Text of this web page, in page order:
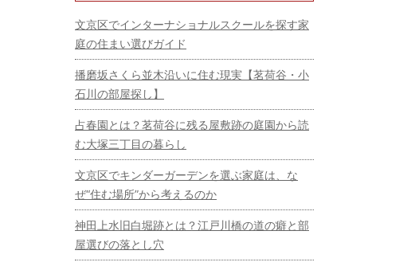
文京区でインターナショナルスクールを探す家
庭の住まい選びガイド
播磨坂さくら並木沿いに住む現実【茗荷谷・小
石川の部屋探し】
占春園とは？茗荷谷に残る屋敷跡の庭園から読
む大塚三丁目の暮らし
文京区でキンダーガーデンを選ぶ家庭は、な
ぜ“住む場所”から考えるのか
神田上水旧白堀跡とは？江戸川橋の道の癖と部
屋選びの落とし穴